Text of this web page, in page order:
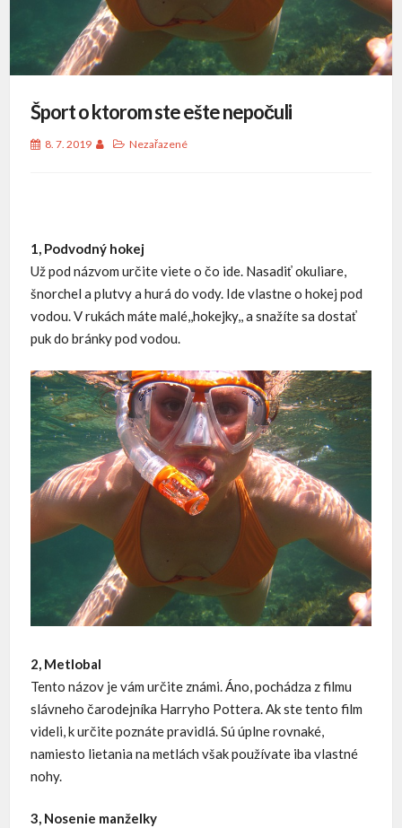
Šport o ktorom ste ešte nepočuli
8. 7. 2019 Nezařazené
1, Podvodný hokej
Už pod názvom určite viete o čo ide. Nasadiť okuliare,
šnorchel a plutvy a hurá do vody. Ide vlastne o hokej pod
vodou. V rukách máte malé,,hokejky,, a snažíte sa dostať
puk do bránky pod vodou.
2, Metlobal
Tento názov je vám určite známi. Áno, pochádza z filmu
slávneho čarodejníka Harryho Pottera. Ak ste tento film
videli, k určite poznáte pravidlá. Sú úplne rovnaké,
namiesto lietania na metlách však používate iba vlastné
nohy.
3, Nosenie manželky